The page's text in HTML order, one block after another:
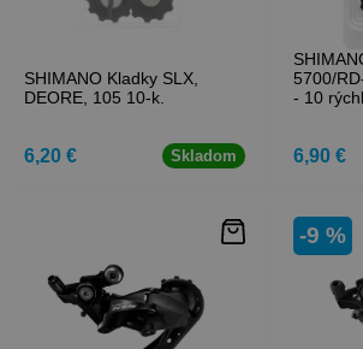
SHIMANO Kladky SLX,
DEORE, 105 10-k.
6,20 € Skladom
5700/
- 10
6,90 €
-9 %